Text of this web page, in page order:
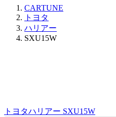
CARTUNE
トヨタ
ハリアー
SXU15W
トヨタハリアー SXU15W